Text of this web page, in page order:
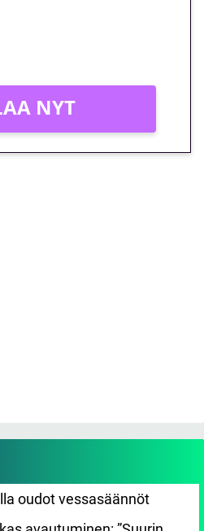
NYT
oudot vessasäännöt